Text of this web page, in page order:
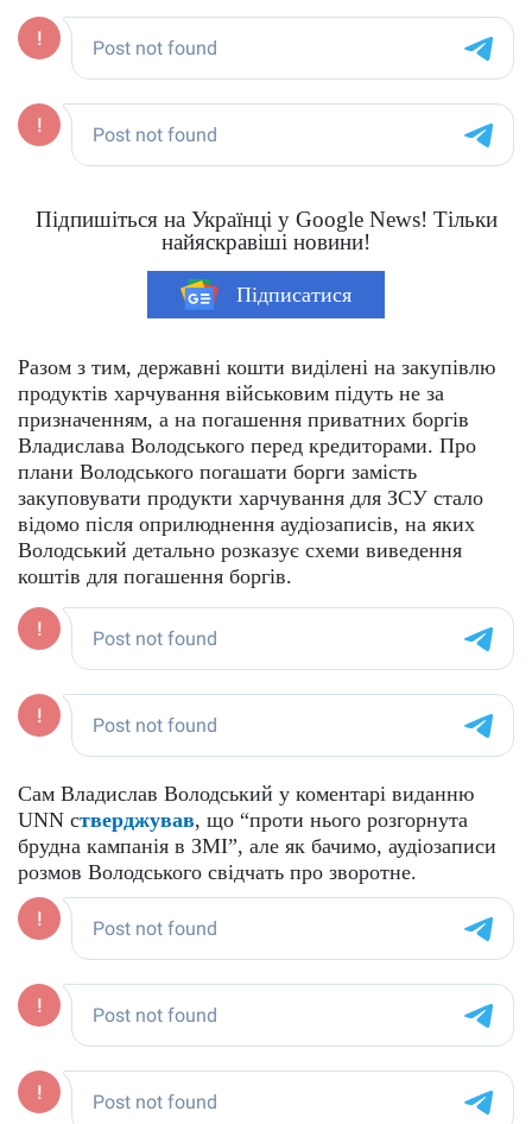
Підпишіться на Українці у Google News! Тільки
найяскравіші новини!
Підписатися
Разом з тим, державні кошти виділені на закупівлю
продуктів харчування військовим підуть не за
призначенням, а на погашення приватних боргів
Владислава Володського перед кредиторами. Про
плани Володського погашати борги замість
закуповувати продукти харчування для ЗСУ стало
відомо після оприлюднення аудіозаписів, на яких
Володський детально розказує схеми виведення
коштів для погашення боргів.
Сам Владислав Володський у коментарі виданню
UNN стверджував, що “проти нього розгорнута
брудна кампанія в ЗМІ”, але як бачимо, аудіозаписи
розмов Володського свідчать про зворотне.